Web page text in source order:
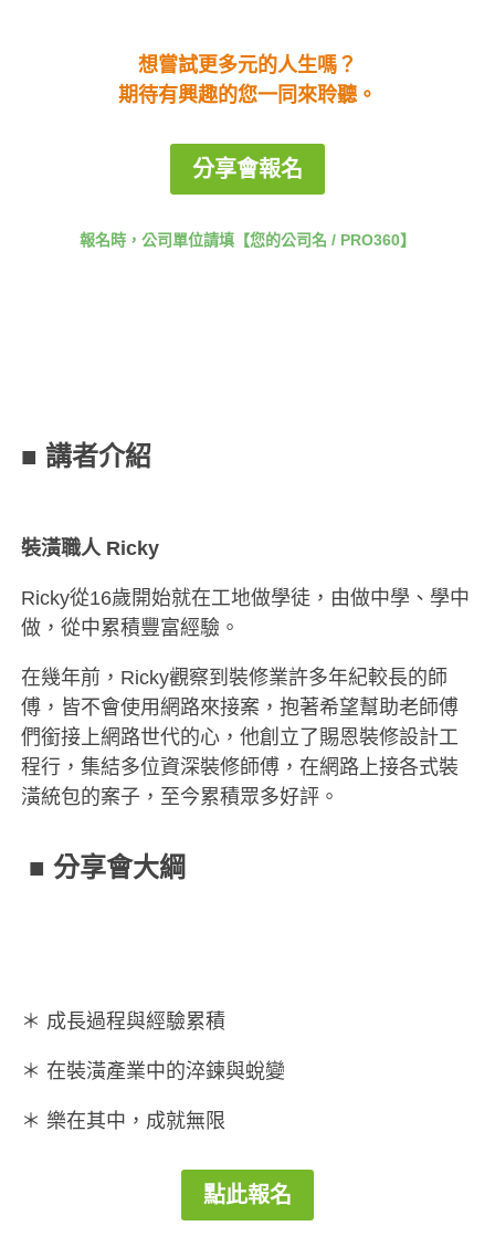
想嘗試更多元的人生嗎？
期待有興趣的您一同來聆聽。
分享會報名
報名時，公司單位請填【您的公司名 / PRO360】
■ 講者介紹
裝潢職人 Ricky
Ricky從16歲開始就在工地做學徒，由做中學、學中
做，從中累積豐富經驗。
在幾年前，Ricky觀察到裝修業許多年紀較長的師
傅，皆不會使用網路來接案，抱著希望幫助老師傅
們銜接上網路世代的心，他創立了賜恩裝修設計工
程行，集結多位資深裝修師傅，在網路上接各式裝
潢統包的案子，至今累積眾多好評。
■ 分享會大綱
＊ 成長過程與經驗累積
＊ 在裝潢產業中的淬鍊與蛻變
＊ 樂在其中，成就無限
點此報名